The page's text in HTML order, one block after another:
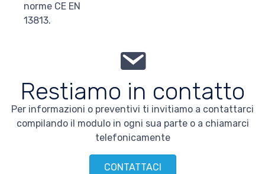
norme CE EN
13813.
Restiamo in contatto
Per informazioni o preventivi ti invitiamo a contattarci
compilando il modulo in ogni sua parte o a chiamarci
telefonicamente
CONTATTACI